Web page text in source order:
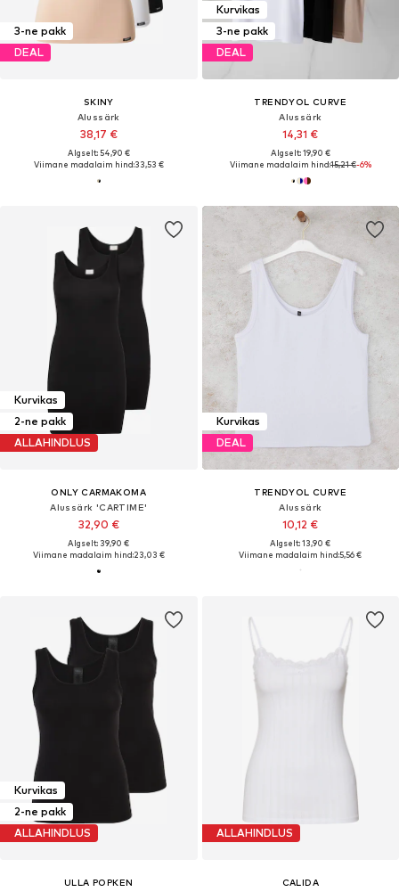
3-ne pakk
DEAL
SKINY
Alussärk
38,17 €
Algselt: 54,90 €
Viimane madalaim hind:33,53 €
Kurvikas
3-ne pakk
DEAL
TRENDYOL CURVE
Alussärk
14,31 €
Algselt: 19,90 €
Viimane madalaim hind:15,21 €-6%
Kurvikas
2-ne pakk
ALLAHINDLUS
ONLY CARMAKOMA
Alussärk 'CARTIME'
32,90 €
Algselt: 39,90 €
Viimane madalaim hind:23,03 €
Kurvikas
DEAL
TRENDYOL CURVE
Alussärk
10,12 €
Algselt: 13,90 €
Viimane madalaim hind:5,56 €
Kurvikas
2-ne pakk
ALLAHINDLUS
ULLA POPKEN
ALLAHINDLUS
CALIDA